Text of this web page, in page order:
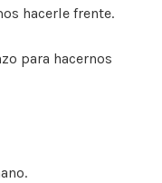
hacerle frente.
para hacernos